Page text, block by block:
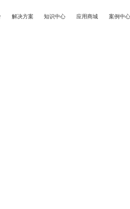
解决方案 知识中心 应用商城 案例中心